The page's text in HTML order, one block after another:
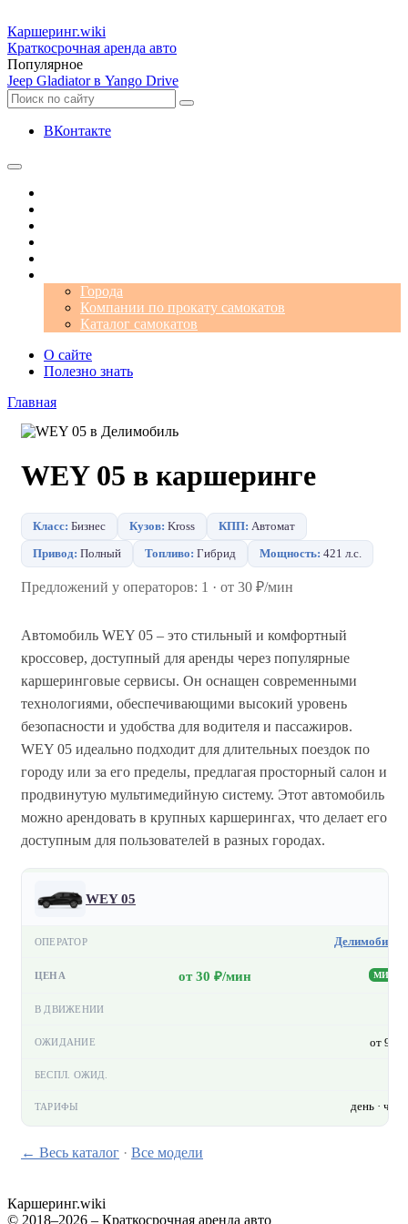
Каршеринг.wiki
Краткосрочная аренда авто
Популярное
Jeep Gladiator в Yango Drive
ВКонтакте
Города
Компании по прокату самокатов
Каталог самокатов
О сайте
Полезно знать
Главная
WEY 05 в каршеринге
Класс: Бизнес Кузов: Kross КПП: Автомат
Привод: Полный Топливо: Гибрид Мощность: 421 л.с.
Предложений у операторов: 1 · от 30 ₽/мин
Автомобиль WEY 05 – это стильный и комфортный
кроссовер, доступный для аренды через популярные
каршеринговые сервисы. Он оснащен современными
технологиями, обеспечивающими высокий уровень
безопасности и удобства для водителя и пассажиров.
WEY 05 идеально подходит для длительных поездок по
городу или за его пределы, предлагая просторный салон и
продвинутую мультимедийную систему. Этот автомобиль
можно арендовать в крупных каршерингах, что делает его
доступным для пользователей в разных городах.
WEY 05
Делимобиль
от 30 ₽/мин МИН
от 9 ₽
день · час
← Весь каталог · Все модели
Каршеринг.wiki
© 2018–2026 – Краткосрочная аренда авто